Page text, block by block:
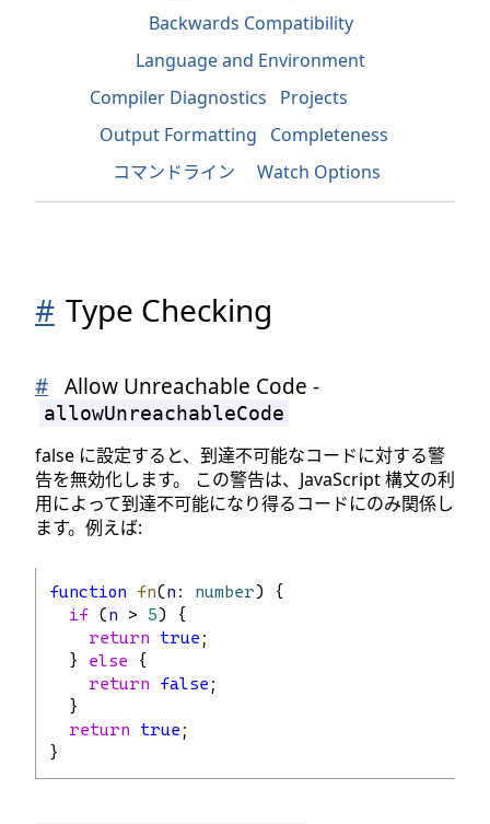
Backwards Compatibility
Language and Environment
Compiler Diagnostics
Projects
Output Formatting
Completeness
コマンドライン
Watch Options
# Type Checking
# Allow Unreachable Code -
allowUnreachableCode
false に設定すると、到達不可能なコードに対する警
告を無効化します。 この警告は、JavaScript 構文の利
用によって到達不可能になり得るコードにのみ関係し
ます。例えば:
function fn(n : number) {
if (n > 5) {
return
true ;
  }
else {
return
false ;
  }
return
true ;
}